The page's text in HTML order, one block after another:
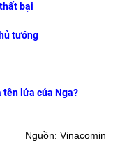
bại
tướng
tên lửa của Nga?
Nguồn: Vinacomin